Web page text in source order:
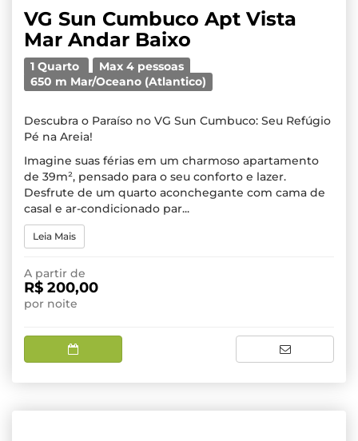
VG Sun Cumbuco Apt Vista
Mar Andar Baixo
1 Quarto
Max 4 pessoas
650 m Mar/Oceano (Atlantico)
Descubra o Paraíso no VG Sun Cumbuco: Seu Refúgio
Pé na Areia!
Imagine suas férias em um charmoso apartamento
de 39m², pensado para o seu conforto e lazer.
Desfrute de um quarto aconchegante com cama de
casal e ar-condicionado par...
Leia Mais
A partir de
R$ 200,00
por noite